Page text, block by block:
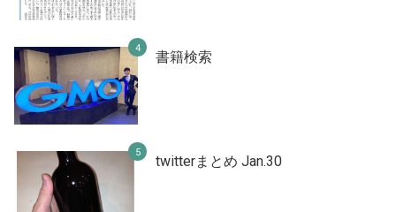
書籍検索
twitterまとめ Jan.30